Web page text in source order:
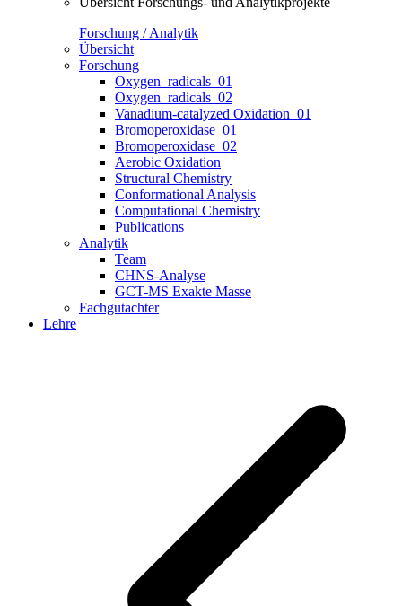
Forschung / Analytik
Übersicht
Forschung
Oxygen_radicals_01
Oxygen_radicals_02
Vanadium-catalyzed Oxidation_01
Bromoperoxidase_01
Bromoperoxidase_02
Aerobic Oxidation
Structural Chemistry
Conformational Analysis
Computational Chemistry
Publications
Analytik
Team
CHNS-Analyse
GCT-MS Exakte Masse
Fachgutachter
Lehre